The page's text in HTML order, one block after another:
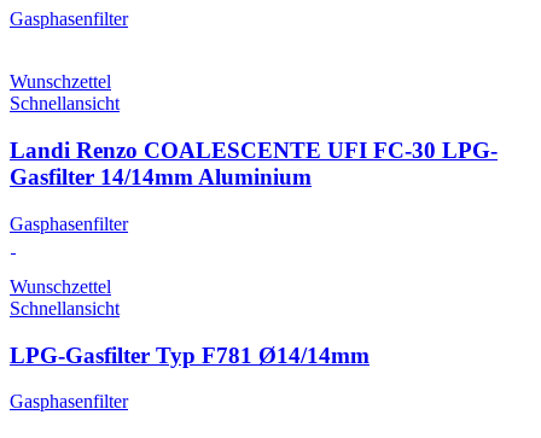
Gasphasenfilter
Wunschzettel
Schnellansicht
Landi Renzo COALESCENTE UFI FC-30 LPG-
Gasfilter 14/14mm Aluminium
Gasphasenfilter
Wunschzettel
Schnellansicht
LPG-Gasfilter Typ F781 Ø14/14mm
Gasphasenfilter